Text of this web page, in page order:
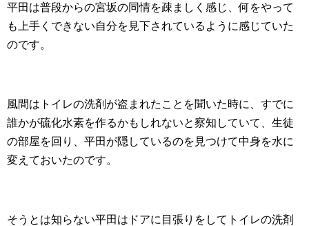
平田は普段からの宮坂の同情を疎ましく感じ、何をやって
も上手くできない自分を見下されているように感じていた
のです。
風間はトイレの洗剤が盗まれたことを聞いた時に、すでに
誰かが硫化水素を作るかもしれないと察知していて、生徒
の部屋を回り、平田が隠しているのを見つけて中身を水に
変えておいたのです。
そうとは知らない平田はドアに目張りをしてトイレの洗剤